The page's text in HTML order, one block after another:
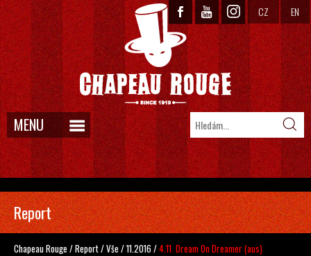
CZ EN
MENU
Report
Chapeau Rouge /Report/Vše /11.2016 /4.11. Dream On Dreamer (aus)